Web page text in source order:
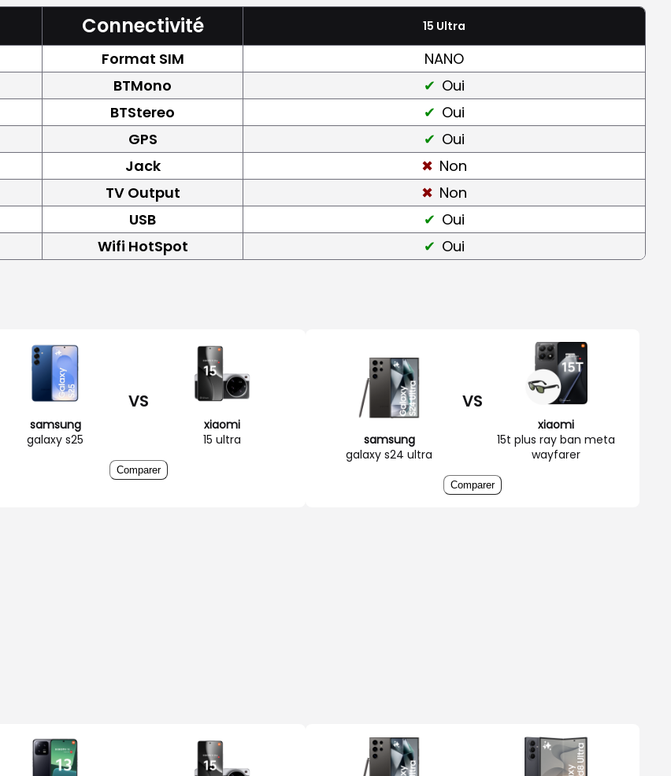
Connectivité 15 Ultra
Format SIM
NANO
BTMono
Oui
BTStereo
Oui
GPS
Oui
Jack
Non
TV Output
Non
USB
Oui
Wifi HotSpot Oui
samsung
galaxy s25
VS
xiaomi
15 ultra
Comparer
samsung
galaxy s24 ultra
VS
xiaomi
15t plus ray ban meta
wayfarer
Comparer